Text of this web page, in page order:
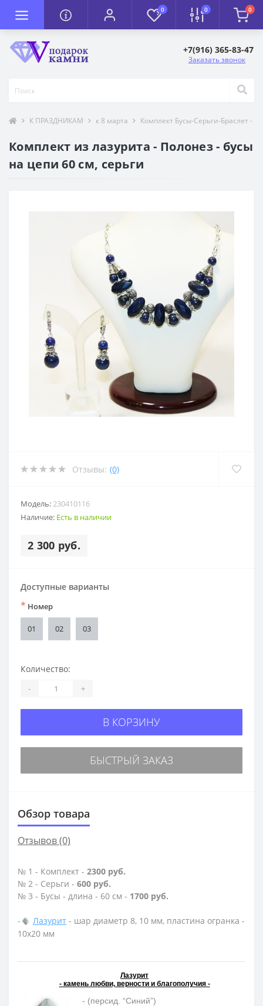
0 0 0
+7(916) 365-83-47
Заказать звонок
К ПРАЗДНИКАМ к 8 марта Комплект Бусы-Серьги-Браслет - к
Комплект из лазурита - Полонез - бусы
на цепи 60 см, серьги
Отзывы: (0)
Модель:230410116
Наличие: Есть в наличии
2 300 руб.
Доступные варианты
* Номер
01 02 03
Количество:
- +
В КОРЗИНУ
БЫСТРЫЙ ЗАКАЗ
Обзор товара
Отзывов (0)
№ 1 - Комплект - 2300 руб.
№ 2 - Серьги - 600 руб.
№ 3 - Бусы - длина - 60 см - 1700 руб.
- Лазурит - шар диаметр 8, 10 мм, пластина огранка -
10х20 мм
Лазурит
- камень любви, верности и благополучия -
- (персид. “Синий”)